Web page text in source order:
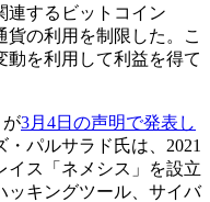
連するビットコイン
貨の利用を制限した。こ
動を利用して利益を得て
が3月4日の声明で発表し
パルサラド氏は、2021
イス「ネメシス」を設立
ッキングツール、サイバ